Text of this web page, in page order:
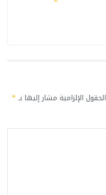
الحقول الإلزامية مشار إليها بـ *